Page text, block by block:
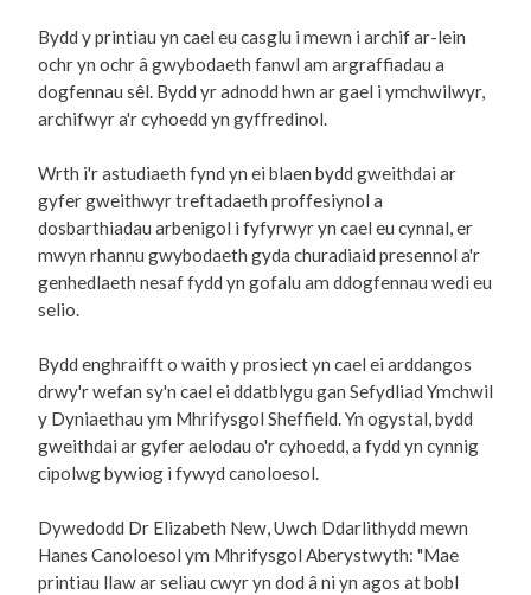
Bydd y printiau yn cael eu casglu i mewn i archif ar-lein
ochr yn ochr â gwybodaeth fanwl am argraffiadau a
dogfennau sêl. Bydd yr adnodd hwn ar gael i ymchwilwyr,
archifwyr a'r cyhoedd yn gyffredinol.
Wrth i'r astudiaeth fynd yn ei blaen bydd gweithdai ar
gyfer gweithwyr treftadaeth proffesiynol a
dosbarthiadau arbenigol i fyfyrwyr yn cael eu cynnal, er
mwyn rhannu gwybodaeth gyda churadiaid presennol a'r
genhedlaeth nesaf fydd yn gofalu am ddogfennau wedi eu
selio.
Bydd enghraifft o waith y prosiect yn cael ei arddangos
drwy'r wefan sy'n cael ei ddatblygu gan Sefydliad Ymchwil
y Dyniaethau ym Mhrifysgol Sheffield. Yn ogystal, bydd
gweithdai ar gyfer aelodau o'r cyhoedd, a fydd yn cynnig
cipolwg bywiog i fywyd canoloesol.
Dywedodd Dr Elizabeth New, Uwch Ddarlithydd mewn
Hanes Canoloesol ym Mhrifysgol Aberystwyth: "Mae
printiau llaw ar seliau cwyr yn dod â ni yn agos at bobl